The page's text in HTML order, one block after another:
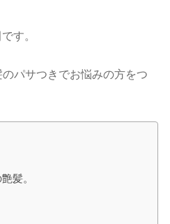
す。
パサつきでお悩みの方をつ
髪。